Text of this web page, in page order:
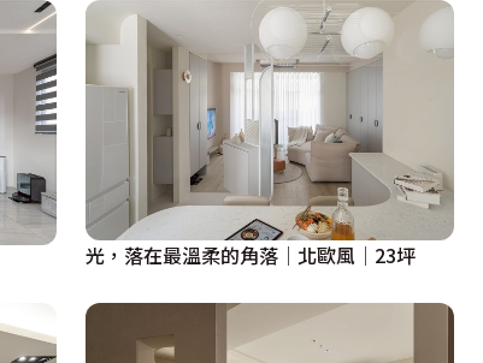
光，落在最溫柔的角落│北歐風│23坪